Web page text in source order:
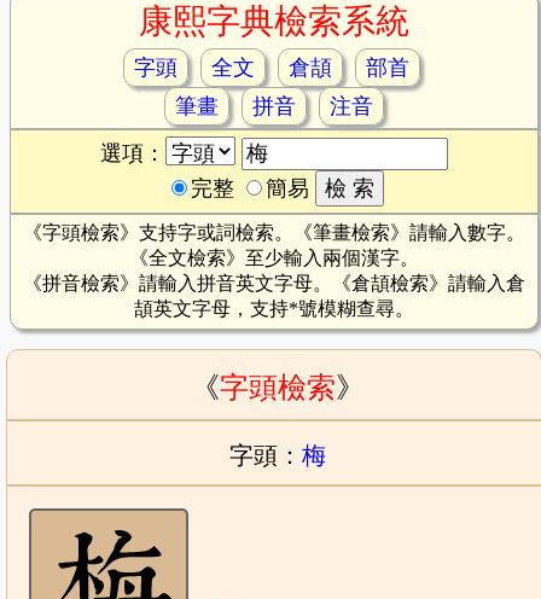
康熙字典檢索系統
字頭 全文 倉頡
部首
筆畫
拼音
注音
選項：
完整
簡易
《字頭檢索》支持字或詞檢索。《筆畫檢索》請輸入數字。
《全文檢索》至少輸入兩個漢字。
《拼音檢索》請輸入拼音英文字母。《倉頡檢索》請輸入倉
頡英文字母，支持*號模糊查尋。
《字頭檢索》
字頭： 梅